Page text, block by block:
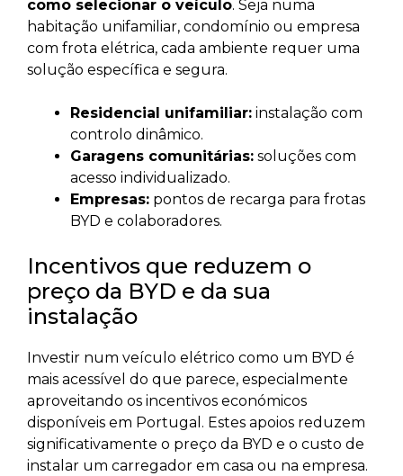
como selecionar o veículo. Seja numa
habitação unifamiliar, condomínio ou empresa
com frota elétrica, cada ambiente requer uma
solução específica e segura.
Residencial unifamiliar: instalação com
controlo dinâmico.
Garagens comunitárias: soluções com
acesso individualizado.
Empresas: pontos de recarga para frotas
BYD e colaboradores.
Incentivos que reduzem o
preço da BYD e da sua
instalação
Investir num veículo elétrico como um BYD é
mais acessível do que parece, especialmente
aproveitando os incentivos económicos
disponíveis em Portugal. Estes apoios reduzem
significativamente o preço da BYD e o custo de
instalar um carregador em casa ou na empresa.